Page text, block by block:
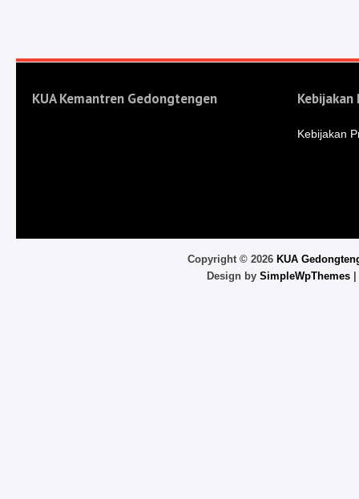
KUA Kemantren Gedongtengen Kebijakan
Kebijakan
Copyright © 2026 KUA
Design by SimpleWpThemes